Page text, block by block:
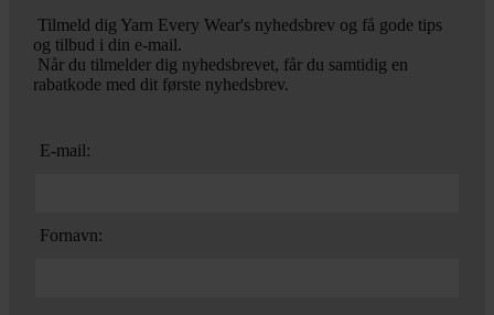
Tilmeld dig Yarn Every Wear's nyhedsbrev og få gode tips
og tilbud i din e-mail.
Når du tilmelder dig nyhedsbrevet, får du samtidig en
rabatkode med dit første nyhedsbrev.
E-mail:
Fornavn: